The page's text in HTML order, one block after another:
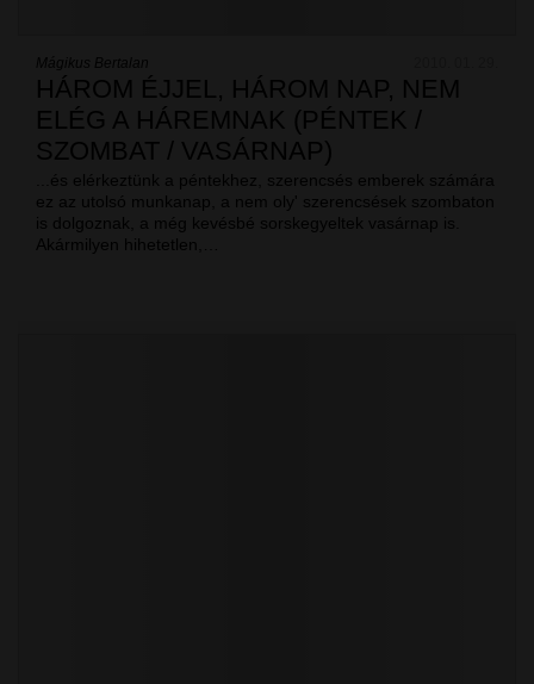
Mágikus Bertalan
HÁROM ÉJJEL, HÁROM NAP, NEM
ELÉG A HÁREMNAK (PÉNTEK /
SZOMBAT / VASÁRNAP)
...és elérkeztünk a péntekhez, szerencsés emberek számára
ez az utolsó munkanap, a nem oly' szerencsések szombaton
is dolgoznak, a még kevésbé sorskegyeltek vasárnap is.
Akármilyen hihetetlen,…